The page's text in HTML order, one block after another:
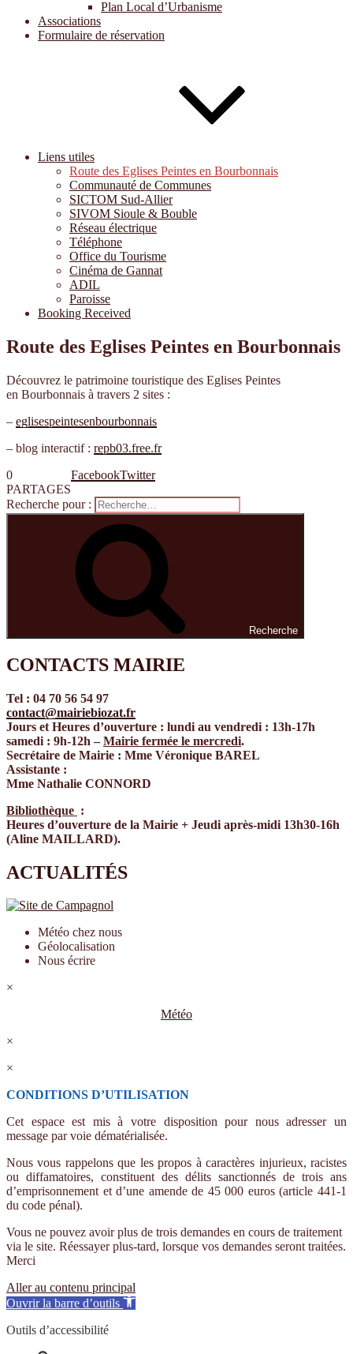
Plan Local d’Urbanisme
Associations
Formulaire de réservation
Liens utiles
Route des Eglises Peintes en Bourbonnais
Communauté de Communes
SICTOM Sud-Allier
SIVOM Sioule & Bouble
Réseau électrique
Téléphone
Office du Tourisme
Cinéma de Gannat
ADIL
Paroisse
Booking Received
Route des Eglises Peintes en Bourbonnais
Découvrez le patrimoine touristique des Eglises Peintes
en Bourbonnais à travers 2 sites :
– eglisespeintesenbourbonnais
– blog interactif : repb03.free.fr
0
PARTAGES
FacebookTwitter
Recherche pour :
Recherche
CONTACTS MAIRIE
Tel : 04 70 56 54 97
contact@mairiebiozat.fr
Jours et Heures d’ouverture : lundi au vendredi : 13h-17h
samedi : 9h-12h –Mairie fermée le mercredi.
Secrétaire de Mairie : Mme Véronique BAREL
Assistante :
Mme Nathalie CONNORD
Bibliothèque :
Heures d’ouverture de la Mairie + Jeudi après-midi 13h30-16h
(Aline MAILLARD).
ACTUALITÉS
Météo chez nous
Géolocalisation
Nous écrire
×
Météo
×
×
CONDITIONS D’UTILISATION
Cet espace est mis à votre disposition pour nous adresser un
message par voie dématérialisée.
Nous vous rappelons que les propos à caractères injurieux, racistes
ou diffamatoires, constituent des délits sanctionnés de trois ans
d’emprisonnement et d’une amende de 45 000 euros (article 441-1
du code pénal).
Vous ne pouvez avoir plus de trois demandes en cours de traitement
via le site. Réessayer plus-tard, lorsque vos demandes seront traitées.
Merci
Aller au contenu principal
Ouvrir la barre d’outils
Outils d’accessibilité